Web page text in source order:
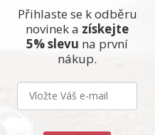
Přihlaste se k odběru
novinek a získejte
5% slevu na první
nákup.